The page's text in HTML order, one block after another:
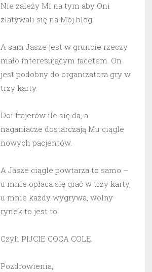
Nie zależy Mi na tym aby Oni
zlatywali się na Mój blog.
A sam Jasze jest w gruncie rzeczy
mało interesującym facetem. On
jest podobny do organizatora gry w
trzy karty.
Doi frajerów ile się da, a
naganiacze dostarczają Mu ciągle
nowych pacjentów.
A Jasze ciągle powtarza to samo –
u mnie opłaca się grać w trzy karty,
u mnie każdy wygrywa, wolny
rynek to jest to.
Czyli PIJCIE COCA COLĘ.
Pozdrowienia,